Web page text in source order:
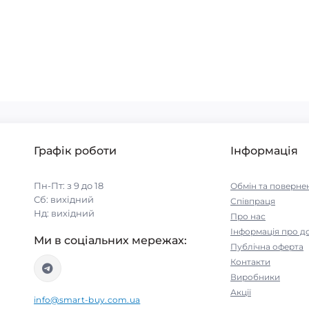
Графік роботи
Пн-Пт: з 9 до 18
Сб: вихідний
Нд: вихідний
Ми в соціальних мережах:
info@smart-buy.com.ua
Інформація
Обмін та
Співпраця
Про нас
Інформація про
Публічна оферта
Контакти
Виробники
Акції